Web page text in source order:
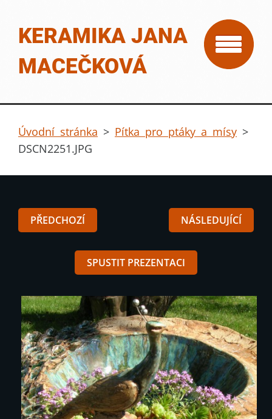
KERAMIKA JANA
MACEČKOVÁ
Úvodní stránka > Pítka pro ptáky a mísy >
DSCN2251.JPG
PŘEDCHOZÍ NÁSLEDUJÍCÍ
SPUSTIT PREZENTACI